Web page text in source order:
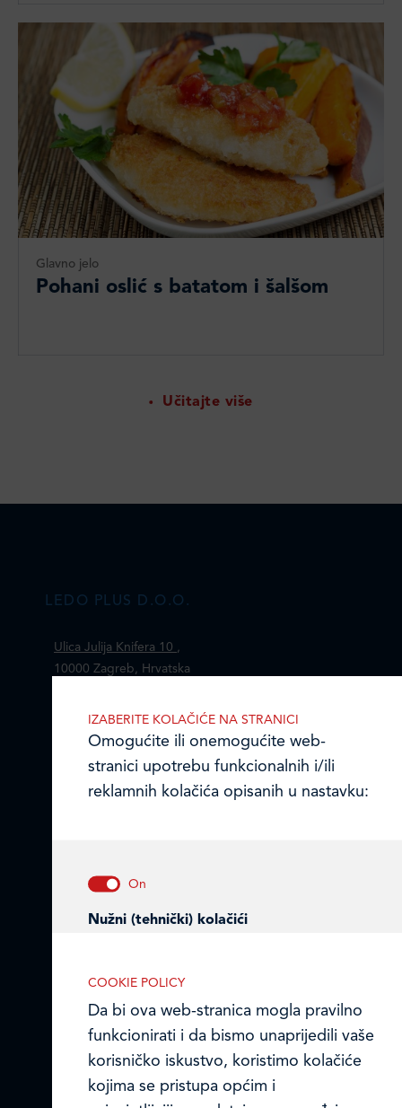
Glavno jelo
Pohani oslić s batatom i šalšom
Učitajte više
LEDO PLUS D.O.O.
Ulica Julija Knifera 10
10000 Zagreb, Hrvatska
ledo@ledo.hr
Matični broj (MB): 4938763
Privacy notice and Cookies
© LEDO plus d.o.o. 2026.
COOKIE POLICY
Da bi ova web-stranica mogla pravilno
funkcionirati i da bismo unaprijedili vaše
korisničko iskustvo, koristimo kolačiće
kojima se pristupa općim i
IZABERITE KOLAČIĆE NA STRANICI
Omogućite ili onemogućite web-
stranici upotrebu funkcionalnih i/ili
reklamnih kolačića opisanih u nastavku:
Nužni (tehnički) kolačići
funkcionalnosti. Bez ovih kolačića, web-
stranica ne može pravilno funkcionirati,
a isključiti ih možete mijenjanjem
postavki u svome web-pregledniku.